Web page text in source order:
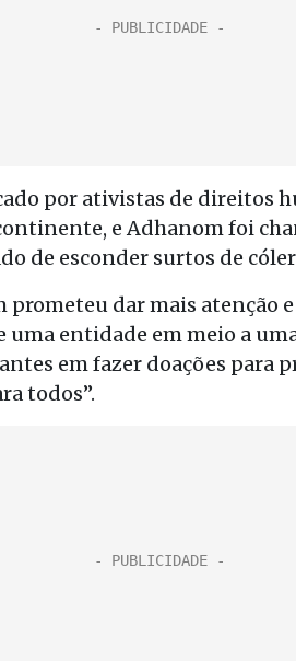
por ativistas de direitos
e Adhanom foi
de esconder surtos de
dar mais atenção
entidade em meio a
em fazer doações para
todos”.